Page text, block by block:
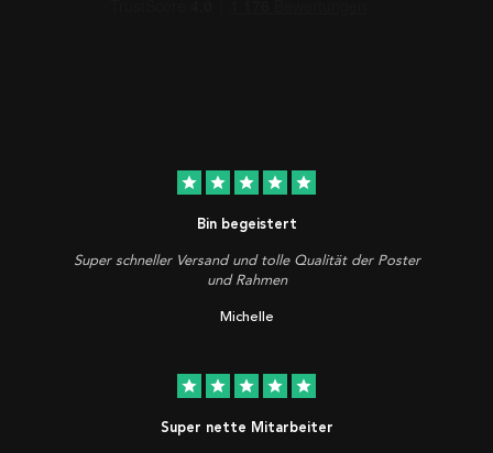
star star star star star
Bin begeistert
Super schneller Versand und tolle Qualität der Poster
und Rahmen
Michelle
star star star star star
Super nette Mitarbeiter